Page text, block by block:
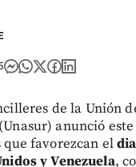
de la Unión
anunció
que favorezcan el
y Venezuela,